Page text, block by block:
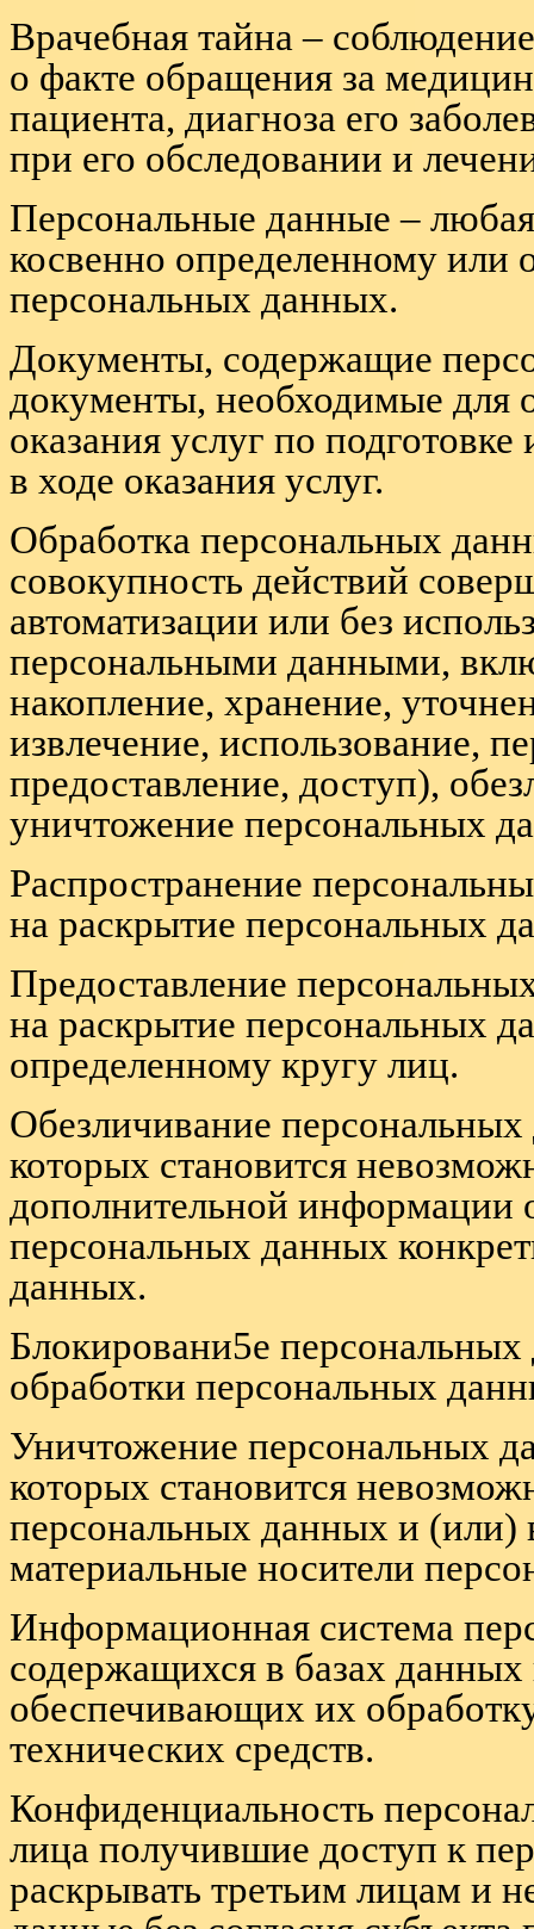
Врачебная тайна –
о факте обращения за
пациента, диагноза его
при его обследовании и
Персональные данные –
косвенно определенному или
персональных данных.
Документы, содержащие
документы, необходимые для
оказания услуг по
в ходе оказания услуг.
Обработка персональных
совокупность действий
автоматизации или без
персональными данными,
накопление, хранение,
извлечение, использование,
предоставление, доступ),
уничтожение персональных
Распространение
на раскрытие персональных
Предоставление
на раскрытие персональных
определенному кругу лиц.
Обезличивание персональных
которых становится
дополнительной информации
персональных данных
данных.
Блокировани5е
обработки персональных
Уничтожение персональных
которых становится
персональных данных и (или)
материальные носители
Информационная система
содержащихся в базах
обеспечивающих их
технических средств.
Конфиденциальность
лица получившие доступ к
раскрывать третьим лицам и